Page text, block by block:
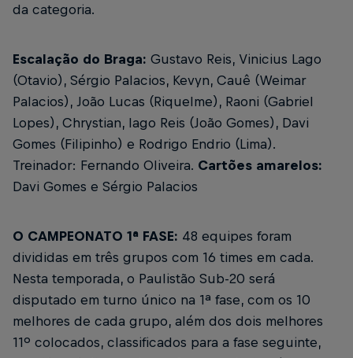
da categoria.
Escalação do Braga: Gustavo Reis, Vinicius Lago
(Otavio), Sérgio Palacios, Kevyn, Cauê (Weimar
Palacios), João Lucas (Riquelme), Raoni (Gabriel
Lopes), Chrystian, Iago Reis (João Gomes), Davi
Gomes (Filipinho) e Rodrigo Endrio (Lima).
Treinador: Fernando Oliveira. Cartões amarelos:
Davi Gomes e Sérgio Palacios
O CAMPEONATO 1ª FASE: 48 equipes foram
divididas em três grupos com 16 times em cada.
Nesta temporada, o Paulistão Sub-20 será
disputado em turno único na 1ª fase, com os 10
melhores de cada grupo, além dos dois melhores
11º colocados, classificados para a fase seguinte,